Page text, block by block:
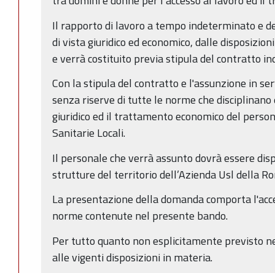
Il rapporto di lavoro a tempo indeterminato e
di vista giuridico ed economico, dalle
e verrà costituito previa stipula del contratto
Con la stipula del contratto e l'assunzione in
senza riserve di tutte le norme che
giuridico ed il trattamento economico del
Sanitarie Locali.
Il personale che verrà assunto dovrà essere
strutture del territorio dell’Azienda Usl della
La presentazione della domanda comporta
norme contenute nel presente bando.
Per tutto quanto non esplicitamente previsto
alle vigenti disposizioni in materia.